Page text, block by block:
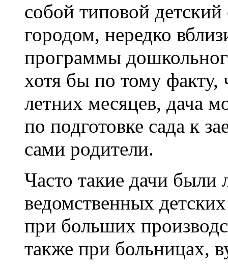
собой типовой
городом, нередко
программы
хотя бы по тому факту,
летних месяцев, дача
по подготовке сада к
сами родители.
Часто такие дачи
ведомственных
при больших
также при больницах,